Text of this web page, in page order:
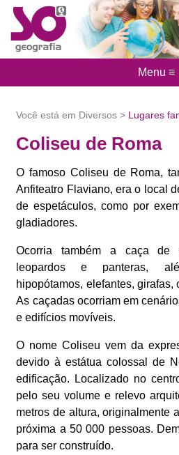
Você está em Diversos > Lugares
Coliseu de Roma
O famoso Coliseu de Roma,
Anfiteatro Flaviano, era o local
de espetáculos, como por
gladiadores.
Ocorria também a caça de
leopardos e panteras,
hipopótamos, elefantes, girafas,
As caçadas ocorriam em
e edifícios movíveis.
O nome Coliseu vem da
devido à estátua colossal de
edificação. Localizado no
pelo seu volume e relevo
metros de altura, originalmente
próxima a 50 000 pessoas.
para ser construído.